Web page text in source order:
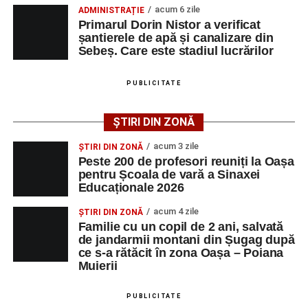
de Sebeș”
Primul concert din cadrul String Symphonic Camp
2026 a adus emoție și aplauze la Sebeș
au venit la Sebeș și au susținut un recital apreciat de
tinerilor muzicieni și munca depusă în cadrul taberei, iar
spectatorii au răsplătit prestațiile cu aplauze îndelungate.
ADMINISTRAȚIE acum 6 zile
Primarul Dorin Nistor a verificat
șantierele de apă și canalizare din
Sebeș. Care este stadiul lucrărilor
PUBLICITATE
ȘTIRI DIN ZONĂ
ȘTIRI DIN ZONĂ acum 3 zile
Peste 200 de profesori reuniți la Oașa
pentru Școala de vară a Sinaxei
Educaționale 2026
ȘTIRI DIN ZONĂ acum 4 zile
Familie cu un copil de 2 ani, salvată
de jandarmii montani din Șugag după
ce s-a rătăcit în zona Oașa – Poiana
Muierii
PUBLICITATE